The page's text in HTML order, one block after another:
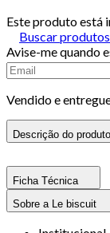
Este produto está
Buscar
Avise-me quando
Vendido e
Descrição do produto
Ficha Técnica
Sobre a Le biscuit